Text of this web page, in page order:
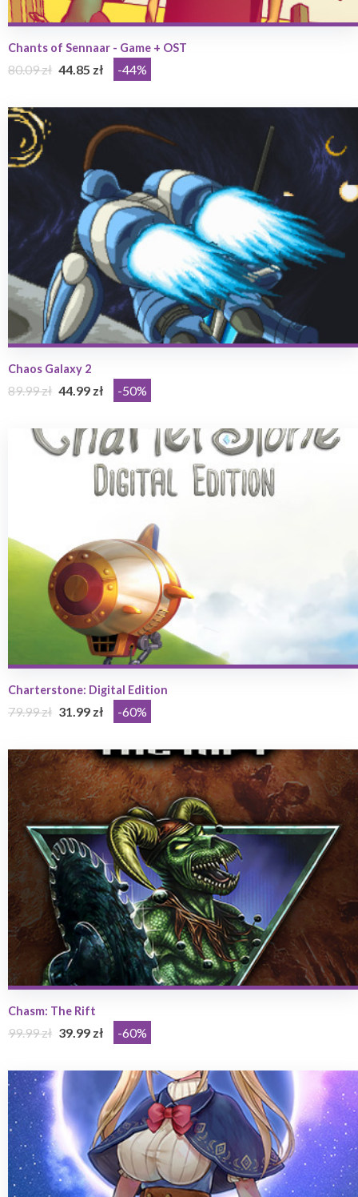
Chants of Sennaar - Game + OST
80.09 zł 44.85 zł -44%
Chaos Galaxy 2
89.99 zł 44.99 zł -50%
Charterstone: Digital Edition
79.99 zł 31.99 zł -60%
Chasm: The Rift
99.99 zł 39.99 zł -60%